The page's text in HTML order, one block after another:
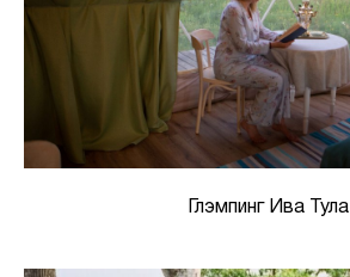
Глэмпинг Ива Тула